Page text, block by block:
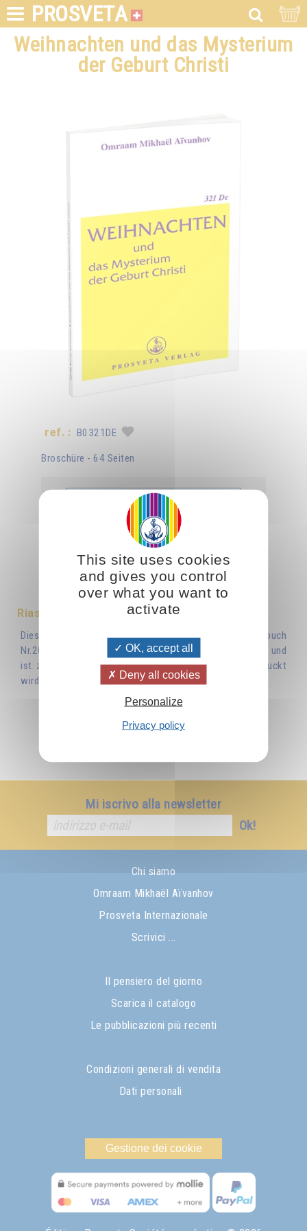
PROSVETA
Weihnachten und das Mysterium
der Geburt Christi
ref. : B0321DE
Broschüre - 64 Seiten
B0321DE
Aggiungere
Tradotto in : Français Italiano
Riassunto
Diese Broschüre war ein Auszug aus dem Izvor Taschenbuch
Nr.209 "Weihnachten und Ostern in der Einweihungslehre" und
ist zur Zeit vergriffen. Wann diese Broschüre nachgedruckt
wird ist ungewiss.
Mi iscrivo alla newsletter
Ok!
Chi siamo
Omraam Mikhaël Aïvanhov
Prosveta Internazionale
Scrivici ...
Il pensiero del giorno
Scarica il catalogo
Le pubblicazioni più recenti
Condizioni generali di vendita
Dati personali
Gestione dei cookie
This site uses cookies
and gives you control
over what you want to
activate
OK, accept all
Deny all cookies
Personalize
Privacy policy